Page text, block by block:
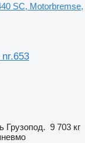
SC, Motorbremse,
Грузопод. 9 703 кг